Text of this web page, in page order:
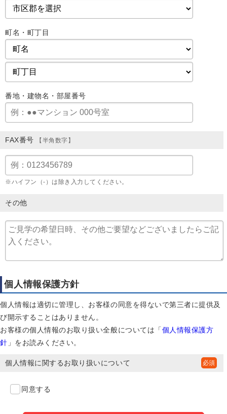
町名・町丁目
番地・建物名・部屋番号
FAX番号 【半角数字】
※ハイフン（-）は除き入力してください。
その他
個人情報保護方針
個人情報は適切に管理し、お客様の同意を得ないで第三者に提供及
び開示することはありません。
お客様の個人情報のお取り扱い全般については「個人情報保護方
針 」をお読みください。
個人情報に関するお取り扱いについて
同意する